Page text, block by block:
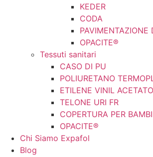
KEDER
CODA
PAVIMENTAZIONE
OPACITE®
Tessuti sanitari
CASO DI PU
POLIURETANO
ETILENE VINIL
TELONE URI FR
COPERTURA PER
OPACITE®
Chi Siamo Expafol
Blog